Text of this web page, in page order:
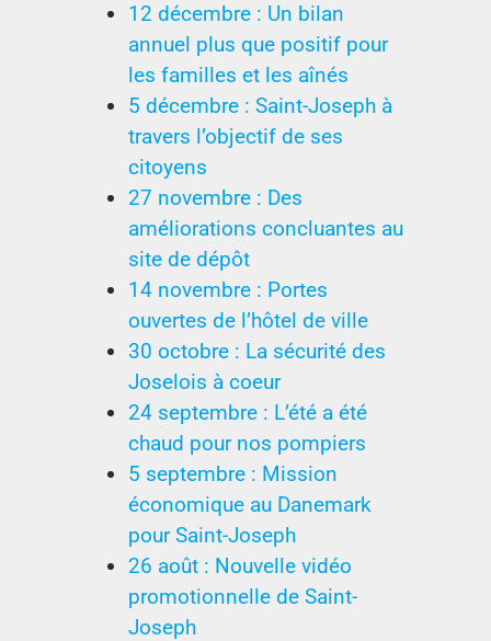
12 décembre : Un bilan
annuel plus que positif pour
les familles et les aînés
5 décembre : Saint-Joseph à
travers l’objectif de ses
citoyens
27 novembre : Des
améliorations concluantes au
site de dépôt
14 novembre : Portes
ouvertes de l’hôtel de ville
30 octobre : La sécurité des
Joselois à coeur
24 septembre : L’été a été
chaud pour nos pompiers
5 septembre : Mission
économique au Danemark
pour Saint-Joseph
26 août : Nouvelle vidéo
promotionnelle de Saint-
Joseph